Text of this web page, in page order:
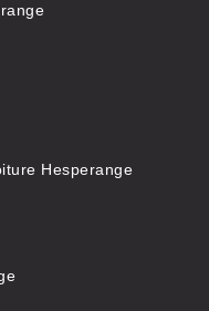
Hesperange